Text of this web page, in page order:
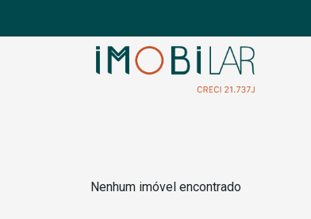
Nenhum imóvel encontrado